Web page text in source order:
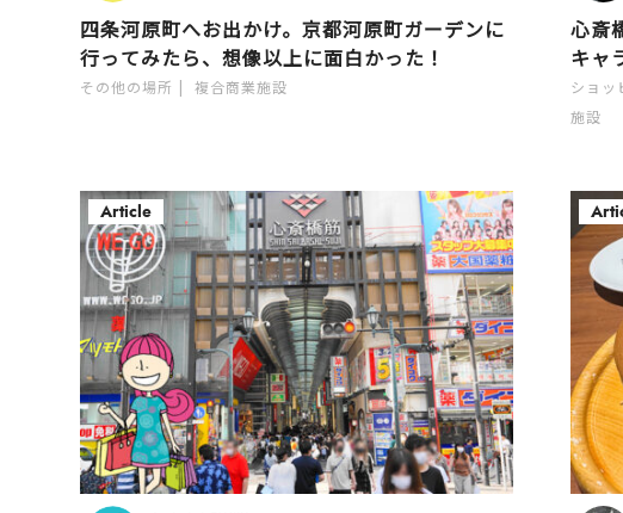
四条河原町へお出かけ。京都河原町ガーデンに
行ってみたら、想像以上に面白かった！
その他の場所 複合商業施設
心斎
キャ
ショッ
施設
Article